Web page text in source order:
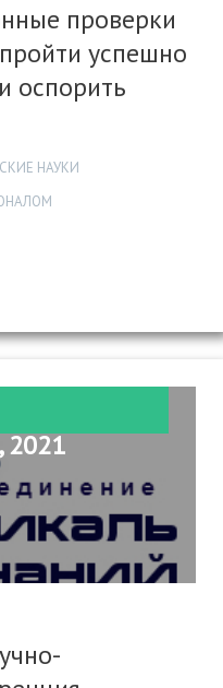
проверки
успешно
оспорить
НАУКИ
2021